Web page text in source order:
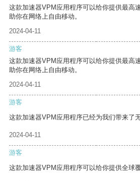
这款加速器VPM应用程序可以给你提供最高
助你在网络上自由移动。
2024-04-11
游客
这款加速器VPM应用程序可以给你提供最高
助你在网络上自由移动。
2024-04-11
游客
这款加速器VPM应用程序已经为我们带来了
2024-04-11
游客
这款加速器VPM应用程序可以给你提供全球